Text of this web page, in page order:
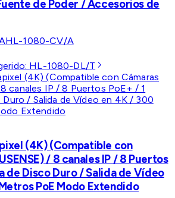
de Poder / Accesorios de
HL-1080-CV/A
HL-1080-DL/T
(4K) (Compatible con
/ 8 canales IP / 8 Puertos
de Disco Duro / Salida de Vídeo
PoE Modo Extendido